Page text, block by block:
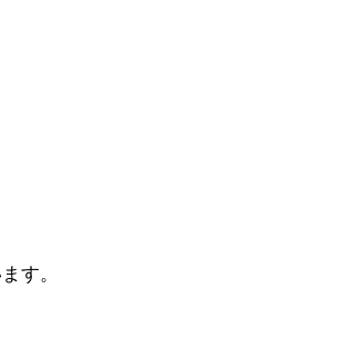
す。